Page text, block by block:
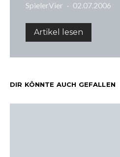
SpielerVier 02.07.2006
Artikel lesen
DIR KÖNNTE AUCH GEFALLEN